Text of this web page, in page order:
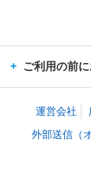
ご利用の前に
運営会社
外部送信（